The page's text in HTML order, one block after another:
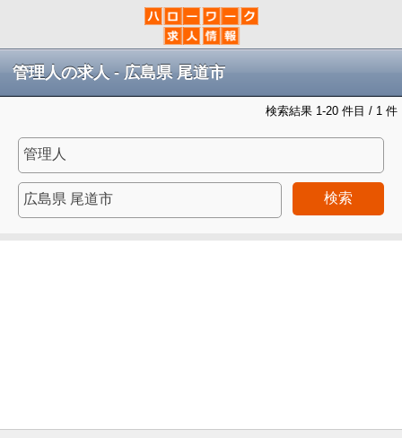
管理人の求人 - 広島県 尾道市
検索結果 1-20 件目 / 1 件
検索